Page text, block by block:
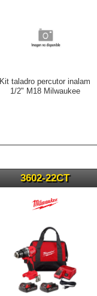
Kit taladro percutor inalam
1/2" M18 Milwaukee
3602-22CT